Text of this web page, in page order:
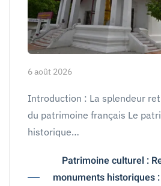
6 août 2026
Introduction : La splendeur
du patrimoine français Le
historique…
Patrimoine culturel :
monuments historiques